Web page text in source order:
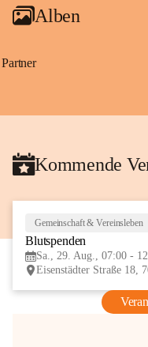
Alben
Partner
Kommende
Gemeinschaft & Vereinsleben
Blutspenden
Sa., 29. Aug., 07:00 -